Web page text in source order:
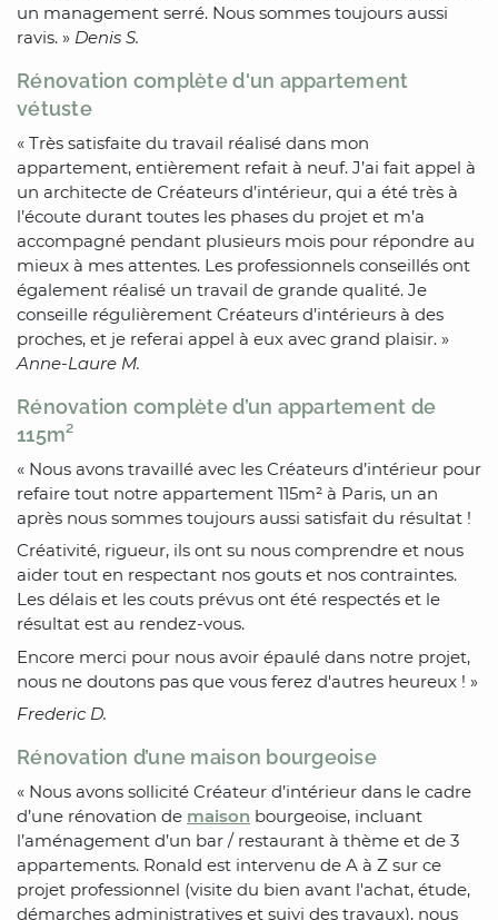
un management serré. Nous sommes toujours aussi
ravis. » Denis S.
Rénovation complète d'un appartement
vétuste
« Très satisfaite du travail réalisé dans mon
appartement, entièrement refait à neuf. J’ai fait appel à
un architecte de Créateurs d’intérieur, qui a été très à
l’écoute durant toutes les phases du projet et m’a
accompagné pendant plusieurs mois pour répondre au
mieux à mes attentes. Les professionnels conseillés ont
également réalisé un travail de grande qualité. Je
conseille régulièrement Créateurs d’intérieurs à des
proches, et je referai appel à eux avec grand plaisir. »
Anne-Laure M.
Rénovation complète d’un appartement de
115m²
« Nous avons travaillé avec les Créateurs d’intérieur pour
refaire tout notre appartement 115m² à Paris, un an
après nous sommes toujours aussi satisfait du résultat !
Créativité, rigueur, ils ont su nous comprendre et nous
aider tout en respectant nos gouts et nos contraintes.
Les délais et les couts prévus ont été respectés et le
résultat est au rendez-vous.
Encore merci pour nous avoir épaulé dans notre projet,
nous ne doutons pas que vous ferez d'autres heureux ! »
Frederic D.
Rénovation d’une maison bourgeoise
« Nous avons sollicité Créateur d’intérieur dans le cadre
d’une rénovation de maison bourgeoise, incluant
l’aménagement d’un bar / restaurant à thème et de 3
appartements. Ronald est intervenu de A à Z sur ce
projet professionnel (visite du bien avant l'achat, étude,
démarches administratives et suivi des travaux), nous